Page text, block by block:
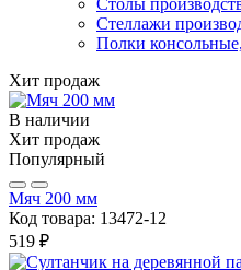
Стеллажи
Полки
Хит продаж
В наличии
Хит продаж
Популярный
Мяч 200 мм
Код товара: 13472-12
519 ₽